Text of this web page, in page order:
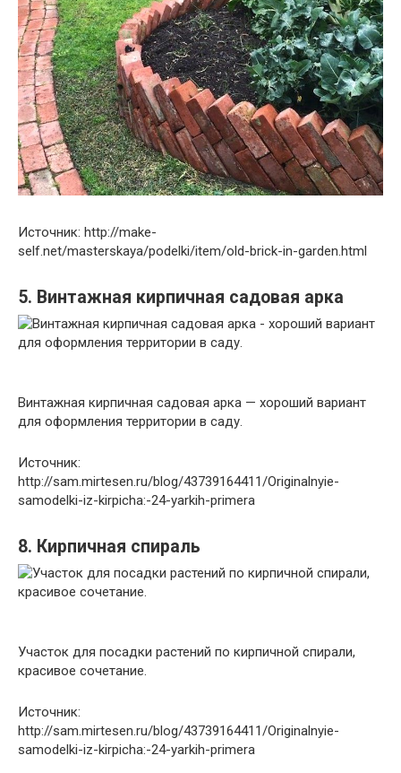
Источник: http://make-
self.net/masterskaya/podelki/item/old-brick-in-garden.html
5. Винтажная кирпичная садовая арка
Винтажная кирпичная садовая арка — хороший вариант
для оформления территории в саду.
Источник:
http://sam.mirtesen.ru/blog/43739164411/Originalnyie-
samodelki-iz-kirpicha:-24-yarkih-primera
8. Кирпичная спираль
Участок для посадки растений по кирпичной спирали,
красивое сочетание.
Источник:
http://sam.mirtesen.ru/blog/43739164411/Originalnyie-
samodelki-iz-kirpicha:-24-yarkih-primera